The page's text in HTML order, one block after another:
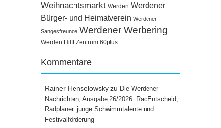
Weihnachtsmarkt Werden Werdener
Bürger- und Heimatverein Werdener
Sangesfreunde Werdener Werbering
Werden Hilft Zentrum 60plus
Kommentare
Rainer Henselowsky zu Die Werdener
Nachrichten, Ausgabe 26/2026: RadEntscheid,
Radplaner, junge Schwimmtalente und
Festivalförderung